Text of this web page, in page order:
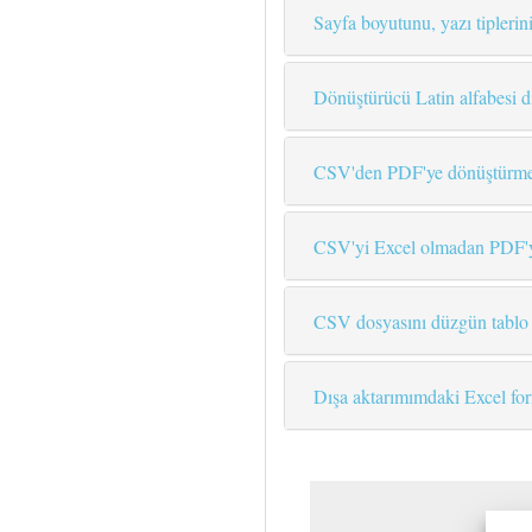
Sayfa boyutunu, yazı
Dönüştürücü Latin alfabesi
CSV'den PDF'ye
CSV'yi Excel olmadan
CSV dosyasını düzgün
Dışa aktarımımdaki Excel